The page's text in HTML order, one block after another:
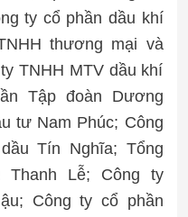
ty cổ phần dầu khí
thương mại và
TNHH MTV dầu khí
Tập đoàn Dương
tư Nam Phúc; Công
Tín Nghĩa; Tổng
Thanh Lễ; Công ty
Công ty cổ phần